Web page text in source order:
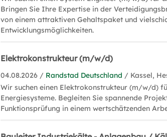
Bringen Sie Ihre Expertise in der
von einem attraktiven Gehaltspaket und
Entwicklungsmöglichkeiten.
Elektrokonstrukteur (m/w/d)
04.08.2026 / Randstad Deutschland / Kassel,
Wir suchen einen Elektrokonstrukteur (m/w/d)
Energiesysteme. Begleiten Sie spannende
Funktionsprüfung in einem wertschätzenden